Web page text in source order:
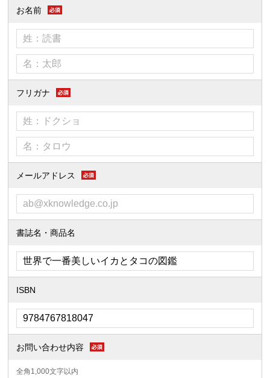
お名前
フリガナ
メールアドレス
書誌名・商品名
ISBN
お問い合わせ内容
全角1,000文字以内